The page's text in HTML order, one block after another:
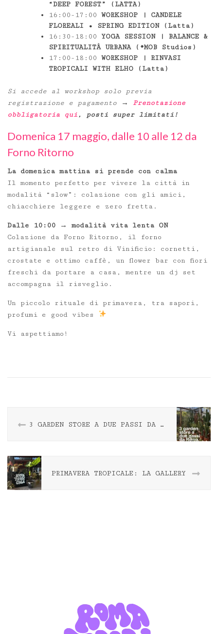
“DEEP FOREST” (LATTA)
16:00-17:00 WORKSHOP | CANDELE
FLOREALI • SPRING EDITION (Latta)
16:30-18:00 YOGA SESSION | BALANCE &
SPIRITUALITÀ URBANA (*MOB Studios)
17:00-18:00 WORKSHOP | RINVASI
TROPICALI WITH ELHO (Latta)
Si accede al workshop solo previa
registrazione e pagamento →
Prenotazione
obbligatoria qui , posti super limitati!
Domenica 17 maggio, dalle 10 alle 12 da
Forno Ritorno
La domenica mattina si prende con calma
Il momento perfetto per vivere la città in
modalità “slow”: colazione con gli amici,
chiacchiere leggere e zero fretta.
Dalle 10:00 → modalità vita lenta ON
Colazione da Forno Ritorno, il forno
artigianale sul retro di Vinificio: cornetti,
crostate e ottimo caffè, un flower bar con fiori
freschi da portare a casa, mentre un dj set
accompagna il risveglio.
Un piccolo rituale di primavera, tra sapori,
profumi e good vibes
Vi aspettiamo!
3 GARDEN STORE A DUE PASSI DA ROMA
PRIMAVERA TROPICALE: LA GALLERY